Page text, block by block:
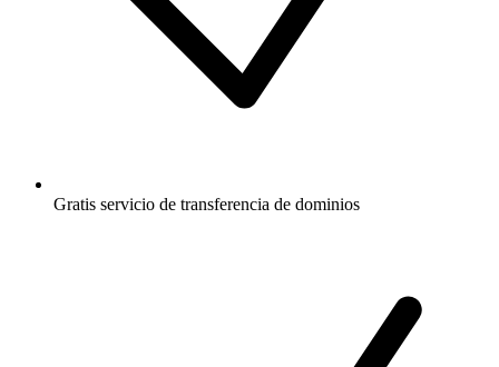
Gratis servicio de transferencia de dominios